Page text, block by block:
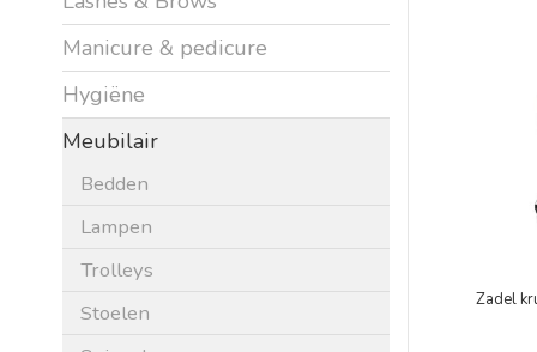
Manicure & pedicure
Hygiëne
Meubilair
Bedden
Lampen
Trolleys
Stoelen
Zadel